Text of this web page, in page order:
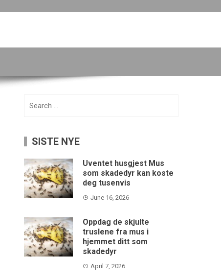
SISTE NYE
Uventet husgjest Mus
som skadedyr kan koste
deg tusenvis
June 16, 2026
Oppdag de skjulte
truslene fra mus i
hjemmet ditt som
skadedyr
April 7, 2026